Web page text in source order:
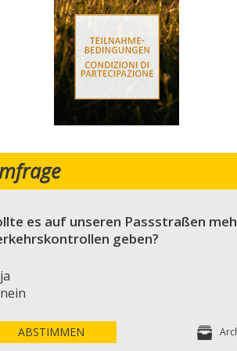
es auf unseren Passstraßen
geben?
ja
nein
ABSTIMMEN